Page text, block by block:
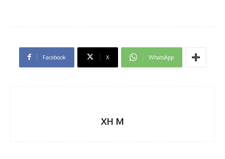
Facebook X WhatsApp
XH M